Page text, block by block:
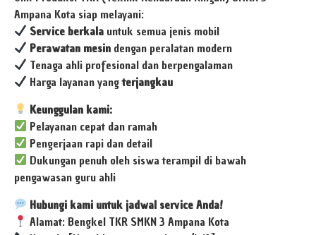
Ampana Kota siap melayani:
Service berkala untuk semua jenis mobil
Perawatan mesin dengan peralatan modern
Tenaga ahli profesional dan berpengalaman
Harga layanan yangterjangkau
Keunggulan kami:
Pelayanan cepat dan ramah
Pengerjaan rapi dan detail
Dukungan penuh oleh siswa terampil di bawah
pengawasan guru ahli
Hubungi kami untuk jadwal service Anda!
Alamat: Bengkel TKR SMKN 3 Ampana Kota